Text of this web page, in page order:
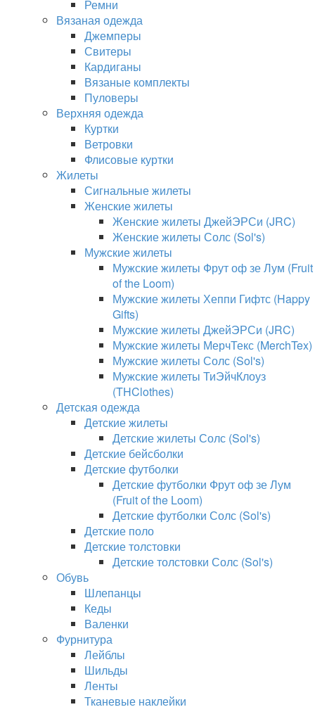
Ремни
Вязаная одежда
Джемперы
Свитеры
Кардиганы
Вязаные комплекты
Пуловеры
Верхняя одежда
Куртки
Ветровки
Флисовые куртки
Жилеты
Сигнальные жилеты
Женские жилеты
Женские жилеты ДжейЭРСи (JRC)
Женские жилеты Солс (Sol's)
Мужские жилеты
Мужские жилеты Фрут оф зе Лум (Fruit
of the Loom)
Мужские жилеты Хеппи Гифтс (Happy
Gifts)
Мужские жилеты ДжейЭРСи (JRC)
Мужские жилеты МерчТекс (MerchTex)
Мужские жилеты Солс (Sol's)
Мужские жилеты ТиЭйчКлоуз
(THClothes)
Детская одежда
Детские жилеты
Детские жилеты Солс (Sol's)
Детские бейсболки
Детские футболки
Детские футболки Фрут оф зе Лум
(Fruit of the Loom)
Детские футболки Солс (Sol's)
Детские поло
Детские толстовки
Детские толстовки Солс (Sol's)
Обувь
Шлепанцы
Кеды
Валенки
Фурнитура
Лейблы
Шильды
Ленты
Тканевые наклейки